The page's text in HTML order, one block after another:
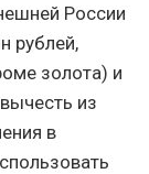
России
рублей,
золота) и
из
в